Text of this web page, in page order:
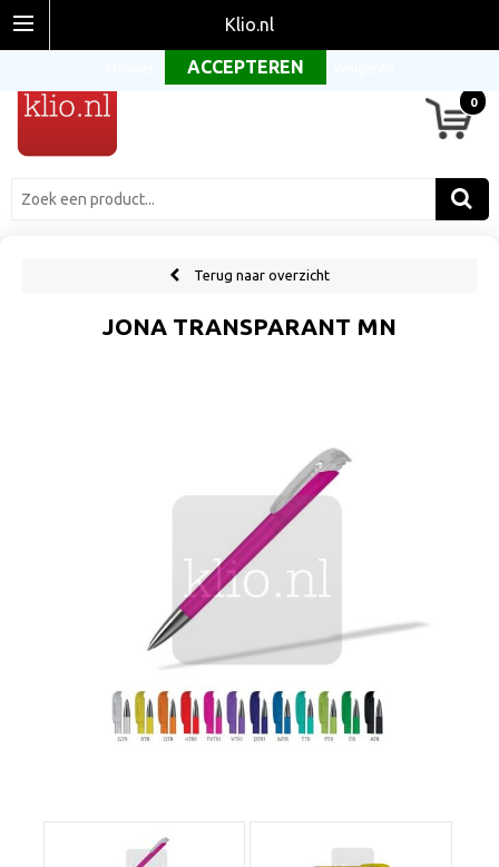
Klio.nl
0
Terug naar overzicht
JONA TRANSPARANT MN
Om onze website optimaal te laten functioneren maken wij gebruik van